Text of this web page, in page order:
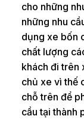
cho những
những nhu
dụng xe bốn
chất lượng
khách đi trên
chủ xe vì thế
chỗ trên để
cầu tại thành